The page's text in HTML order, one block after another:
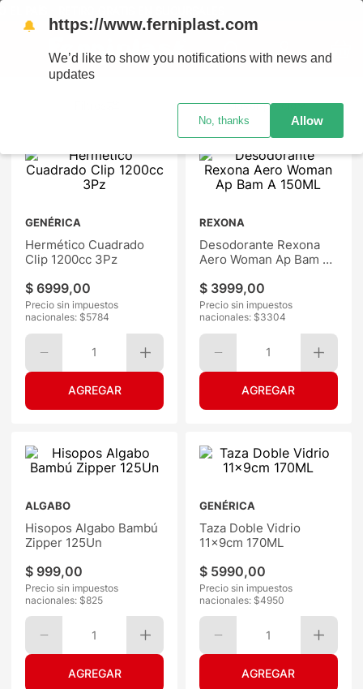
Mayor precio
GENÉRICA
Hermético Cuadrado
Clip 1200cc 3Pz
$ 6999,00
Precio sin impuestos
nacionales: $5784
1
REXONA
Desodorante Rexona
Aero Woman Ap Bam A
$ 3999,00
Precio sin impuestos
nacionales: $3304
1
ALGABO
Hisopos Algabo Bambú
Zipper 125Un
$ 999,00
Precio sin impuestos
nacionales: $825
1
GENÉRICA
Taza Doble Vidrio
11x9cm 170ML
$ 5990,00
Precio sin impuestos
nacionales: $4950
1
🔔 https://www.ferniplast.com
We’d like to show you notifications with news and
updates
No, thanks Allow